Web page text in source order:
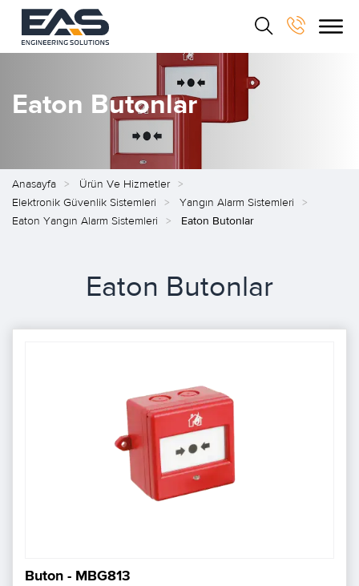
Eaton Butonlar
Anasayfa
Ürün Ve Hizmetler
Elektronik Güvenlik Sistemleri
Yangın Alarm Sistemleri
Eaton Yangın Alarm Sistemleri
Eaton Butonlar
Eaton Butonlar
Buton - MBG813